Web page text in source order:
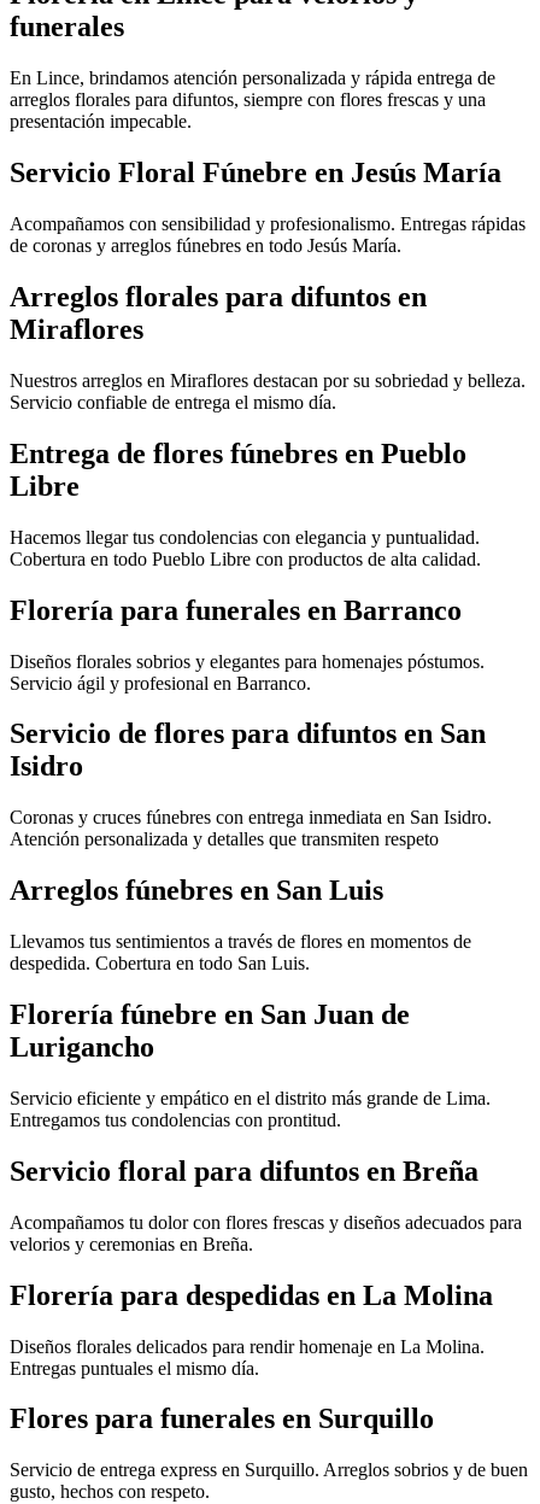
funerales
En Lince, brindamos atención personalizada y rápida entrega de
arreglos florales para difuntos, siempre con flores frescas y una
presentación impecable.
Servicio Floral Fúnebre en Jesús María
Acompañamos con sensibilidad y profesionalismo. Entregas rápidas
de coronas y arreglos fúnebres en todo Jesús María.
Arreglos florales para difuntos en
Miraflores
Nuestros arreglos en Miraflores destacan por su sobriedad y belleza.
Servicio confiable de entrega el mismo día.
Entrega de flores fúnebres en Pueblo
Libre
Hacemos llegar tus condolencias con elegancia y puntualidad.
Cobertura en todo Pueblo Libre con productos de alta calidad.
Florería para funerales en Barranco
Diseños florales sobrios y elegantes para homenajes póstumos.
Servicio ágil y profesional en Barranco.
Servicio de flores para difuntos en San
Isidro
Coronas y cruces fúnebres con entrega inmediata en San Isidro.
Atención personalizada y detalles que transmiten respeto
Arreglos fúnebres en San Luis
Llevamos tus sentimientos a través de flores en momentos de
despedida. Cobertura en todo San Luis.
Florería fúnebre en San Juan de
Lurigancho
Servicio eficiente y empático en el distrito más grande de Lima.
Entregamos tus condolencias con prontitud.
Servicio floral para difuntos en Breña
Acompañamos tu dolor con flores frescas y diseños adecuados para
velorios y ceremonias en Breña.
Florería para despedidas en La Molina
Diseños florales delicados para rendir homenaje en La Molina.
Entregas puntuales el mismo día.
Flores para funerales en Surquillo
Servicio de entrega express en Surquillo. Arreglos sobrios y de buen
gusto, hechos con respeto.